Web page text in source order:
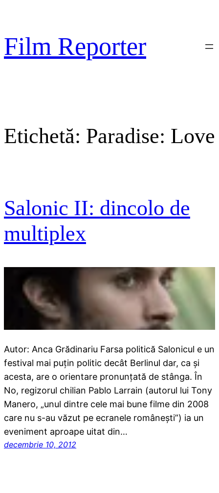
conținut
Film Reporter
Etichetă: Paradise: Love
Salonic II: dincolo de
multiplex
Autor: Anca Grădinariu Farsa politică Salonicul e un
festival mai puţin politic decât Berlinul dar, ca şi
acesta, are o orientare pronunţată de stânga. În
No, regizorul chilian Pablo Larrain (autorul lui Tony
Manero, „unul dintre cele mai bune filme din 2008
care nu s-au văzut pe ecranele româneşti”) ia un
eveniment aproape uitat din…
decembrie 10, 2012